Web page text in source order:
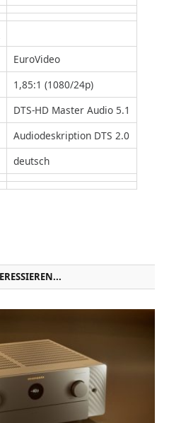
EuroVideo
1,85:1 (1080/24p)
DTS-HD Master Audio 5.1
Audiodeskription DTS 2.0
deutsch